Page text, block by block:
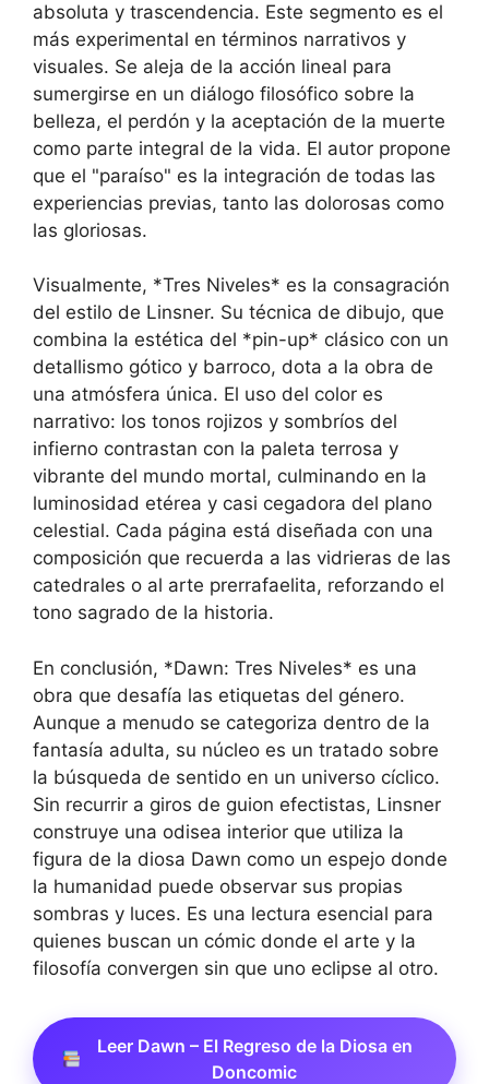
absoluta y trascendencia. Este segmento es el
más experimental en términos narrativos y
visuales. Se aleja de la acción lineal para
sumergirse en un diálogo filosófico sobre la
belleza, el perdón y la aceptación de la muerte
como parte integral de la vida. El autor propone
que el "paraíso" es la integración de todas las
experiencias previas, tanto las dolorosas como
las gloriosas.
Visualmente, *Tres Niveles* es la consagración
del estilo de Linsner. Su técnica de dibujo, que
combina la estética del *pin-up* clásico con un
detallismo gótico y barroco, dota a la obra de
una atmósfera única. El uso del color es
narrativo: los tonos rojizos y sombríos del
infierno contrastan con la paleta terrosa y
vibrante del mundo mortal, culminando en la
luminosidad etérea y casi cegadora del plano
celestial. Cada página está diseñada con una
composición que recuerda a las vidrieras de las
catedrales o al arte prerrafaelita, reforzando el
tono sagrado de la historia.
En conclusión, *Dawn: Tres Niveles* es una
obra que desafía las etiquetas del género.
Aunque a menudo se categoriza dentro de la
fantasía adulta, su núcleo es un tratado sobre
la búsqueda de sentido en un universo cíclico.
Sin recurrir a giros de guion efectistas, Linsner
construye una odisea interior que utiliza la
figura de la diosa Dawn como un espejo donde
la humanidad puede observar sus propias
sombras y luces. Es una lectura esencial para
quienes buscan un cómic donde el arte y la
filosofía convergen sin que uno eclipse al otro.
Leer Dawn – El Regreso de la Diosa en
Doncomic